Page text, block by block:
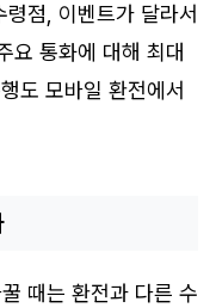
점, 이벤트가 달라서
요 통화에 대해 최대
도 모바일 환전에서
때는 환전과 다른 수